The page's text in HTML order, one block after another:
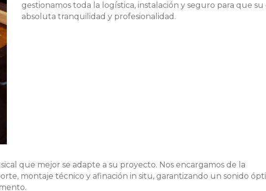
gestionamos toda la logística, instalación y seguro para que
absoluta tranquilidad y profesionalidad.
que mejor se adapte a su proyecto. Nos encargamos de la
montaje técnico y afinación in situ, garantizando un sonido